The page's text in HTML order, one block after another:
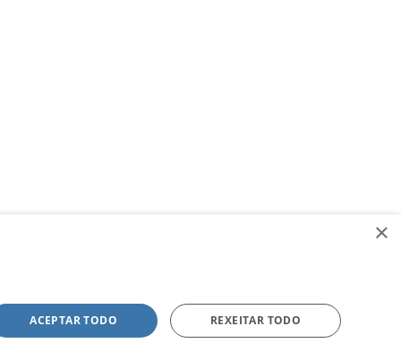
×
ACEPTAR TODO REXEITAR TODO